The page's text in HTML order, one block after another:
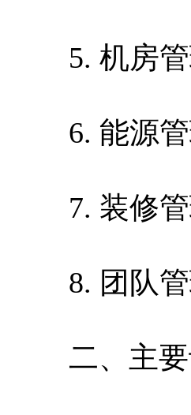
5. 机房管
6. 能源管
7. 装修管
8. 团队管
二、主要